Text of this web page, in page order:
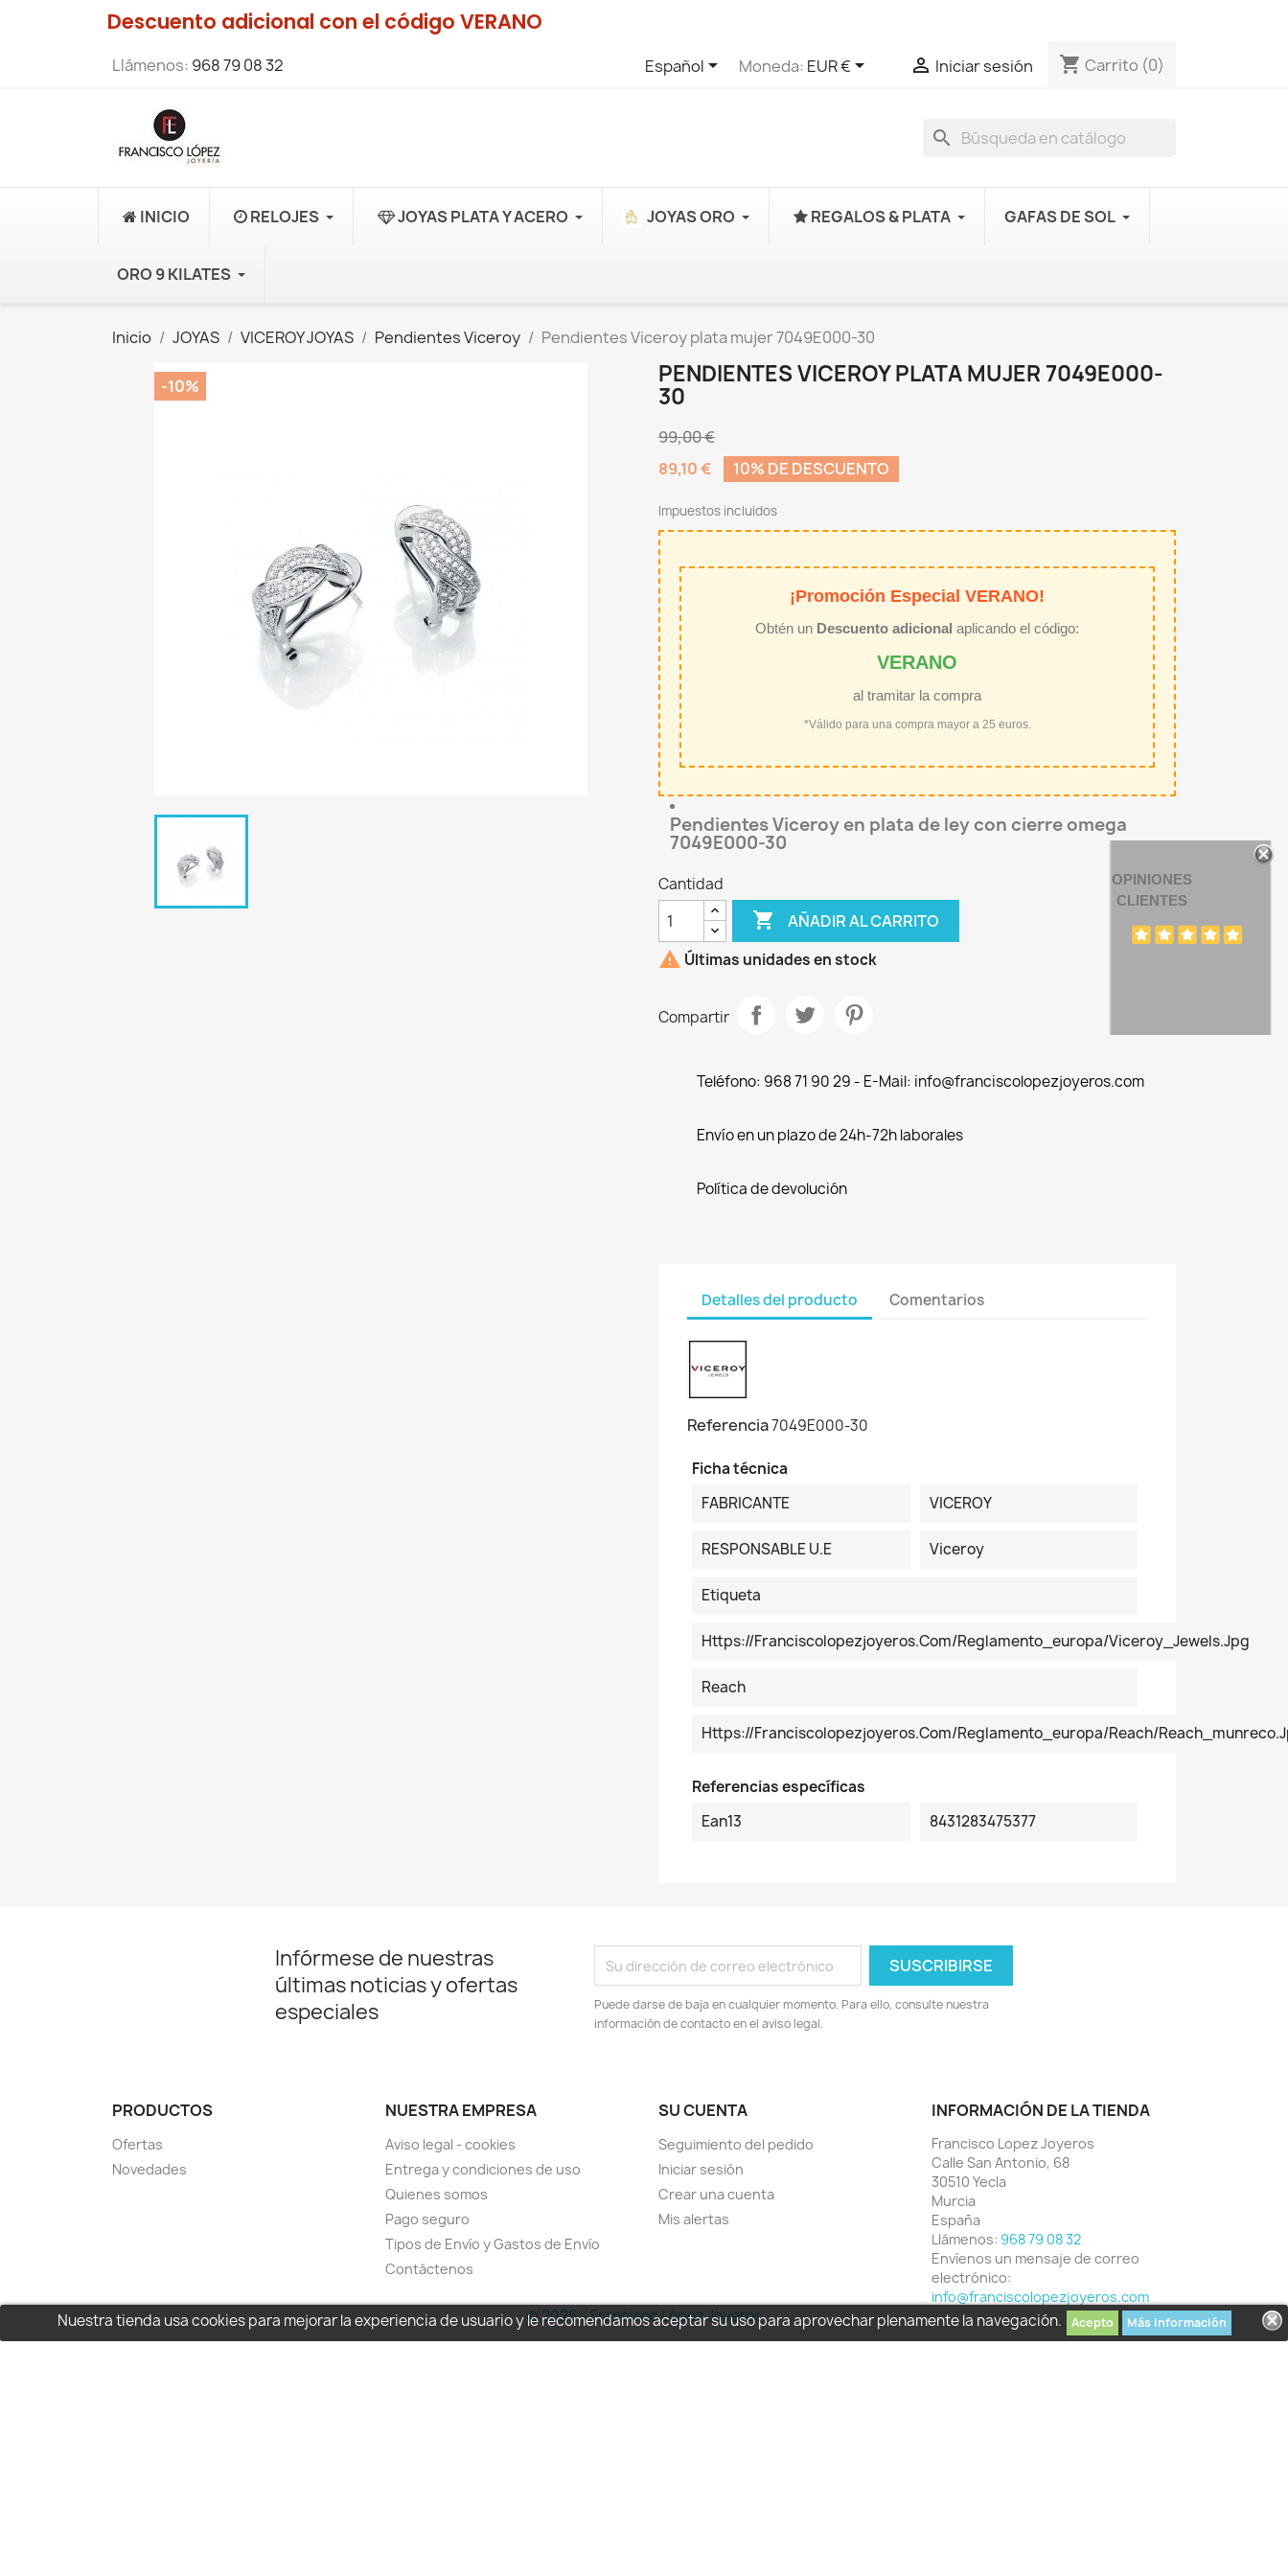
Descuento adicional con el código VERANO
Llámenos: 968 79 08 32 Español Moneda: EUR €  Iniciar sesión shopping_cart Carrito (0)
search
Nuestra tienda usa cookies para mejorar la experiencia de usuario y le recomendamos aceptar su uso para aprovechar plenamente la navegación. Acepto Más información
INICIO RELOJES JOYAS PLATA Y ACERO JOYAS ORO REGALOS & PLATA GAFAS DE SOL
ORO 9 KILATES
Inicio JOYAS VICEROY JOYAS Pendientes Viceroy Pendientes Viceroy plata mujer 7049E000-30
-10%
PENDIENTES VICEROY PLATA MUJER 7049E000-
30
99,00 €
89,10 €
10% DE DESCUENTO
Impuestos incluidos
¡Promoción Especial VERANO!
Obtén un Descuento adicional aplicando el código:
VERANO
al tramitar la compra
*Válido para una compra mayor a 25 euros.
Pendientes Viceroy en plata de ley con cierre omega
7049E000-30
Cantidad
 AÑADIR AL CARRITO
 Últimas unidades en stock
Compartir
Teléfono: 968 71 90 29 - E-Mail: info@franciscolopezjoyeros.com
Envío en un plazo de 24h-72h laborales
Política de devolución
Detalles del producto Comentarios
Referencia7049E000-30
Ficha técnica
FABRICANTE
VICEROY
RESPONSABLE U.E Viceroy
Etiqueta
Https://franciscolopezjoyeros.com/reglamento_europa/Viceroy_Jewels.jpg
Reach
Https://franciscolopezjoyeros.com/reglamento_europa/reach/
Referencias específicas
Ean13
8431283475377
Infórmese de nuestras
últimas noticias y ofertas
especiales
Puede darse de baja en cualquier momento. Para ello, consulte nuestra
información de contacto en el aviso legal.
PRODUCTOS
Ofertas
Novedades
NUESTRA EMPRESA
Aviso legal - cookies
Entrega y condiciones de uso
Quienes somos
Pago seguro
Tipos de Envío y Gastos de Envío
Contáctenos
SU CUENTA
Seguimiento del pedido
Iniciar sesión
Crear una cuenta
Mis alertas
INFORMACIÓN DE LA TIENDA
Francisco Lopez Joyeros
Calle San Antonio, 68
30510 Yecla
Murcia
España
Llámenos: 968 79 08 32
Envíenos un mensaje de correo
electrónico:
info@franciscolopezjoyeros.com
OPINIONES
CLIENTES
© 2026 - Francisco López Joyeros